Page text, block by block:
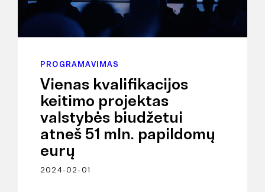
PROGRAMAVIMAS
Vienas kvalifikacijos
keitimo projektas
valstybės biudžetui
atneš 51 mln. papildomų
eurų
2024-02-01